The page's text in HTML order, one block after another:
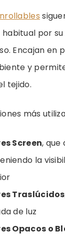
por su
Encajan en
y
tejido.
más
Screen, que
la
Traslúcidos
de luz
Opacos o